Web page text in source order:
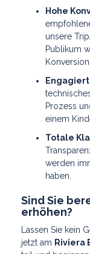
Hohe
unsere
Publikum
Prozess
einem
Totale
werden
haben.
Sind Sie
erhöhen?
Lassen Sie kein
jetzt am Riviera